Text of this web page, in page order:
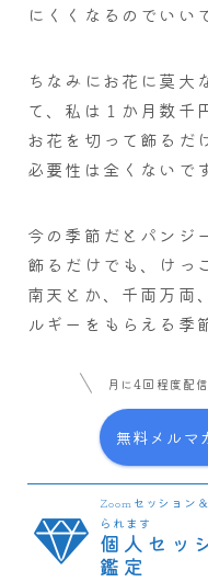
にくくなるのでいい
ちなみにお花に莫大
て、私は１か月数千
お花を切って飾るだ
必要性は全くないで
今の季節だとパンジ
飾るだけでも、けっ
南天とか、千両万両
ルギーをもらえる季
月に4回程度配
無料メルマ
Zoomセッション
られます
個人セッ
鑑定